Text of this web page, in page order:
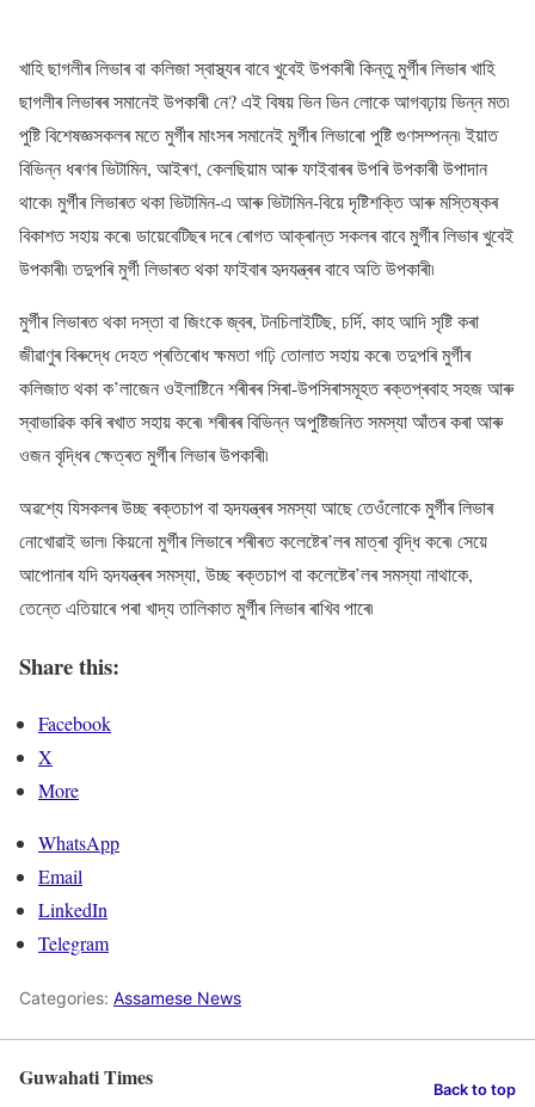
খাহি ছাগলীৰ লিভাৰ বা কলিজা স্বাস্থ্যৰ বাবে খুবেই উপকাৰী কিন্তু মুৰ্গীৰ লিভাৰ খাহি
ছাগলীৰ লিভাৰৰ সমানেই উপকাৰী নে? এই বিষয় ভিন ভিন লোকে আগবঢ়ায় ভিন্ন মত৷
পুষ্টি বিশেষজ্ঞসকলৰ মতে মুৰ্গীৰ মাংসৰ সমানেই মুৰ্গীৰ লিভাৰো পুষ্টি গুণসম্পন্ন৷ ইয়াত
বিভিন্ন ধৰণৰ ভিটামিন, আইৰণ, কেলছিয়াম আৰু ফাইবাৰৰ উপৰি উপকাৰী উপাদান
থাকে৷ মুৰ্গীৰ লিভাৰত থকা ভিটামিন-এ আৰু ভিটামিন-বিয়ে দৃষ্টিশক্তি আৰু মস্তিষ্কৰ
বিকাশত সহায় কৰে৷ ডায়েবেটিছৰ দৰে ৰোগত আক্ৰান্ত সকলৰ বাবে মুৰ্গীৰ লিভাৰ খুবেই
উপকাৰী৷ তদুপৰি মুৰ্গী লিভাৰত থকা ফাইবাৰ হৃদযন্ত্ৰৰ বাবে অতি উপকাৰী৷
মুৰ্গীৰ লিভাৰত থকা দস্তা বা জিংকে জ্বৰ, টনচিলাইটিছ, চৰ্দি, কাহ আদি সৃষ্টি কৰা
জীৱাণুৰ বিৰুদ্ধে দেহত প্ৰতিৰোধ ক্ষমতা গঢ়ি তোলাত সহায় কৰে৷ তদুপৰি মুৰ্গীৰ
কলিজাত থকা ক’লাজেন ওইলাষ্টিনে শৰীৰৰ সিৰা-উপসিৰাসমূহত ৰক্তপ্ৰবাহ সহজ আৰু
স্বাভাৱিক কৰি ৰখাত সহায় কৰে৷ শৰীৰৰ বিভিন্ন অপুষ্টিজনিত সমস্যা আঁতৰ কৰা আৰু
ওজন বৃদ্ধিৰ ক্ষেত্ৰত মুৰ্গীৰ লিভাৰ উপকাৰী৷
অৱশ্যে যিসকলৰ উচ্ছ ৰক্তচাপ বা হৃদযন্ত্ৰৰ সমস্যা আছে তেওঁলোকে মুৰ্গীৰ লিভাৰ
নোখোৱাই ভাল৷ কিয়নো মুৰ্গীৰ লিভাৰে শৰীৰত কলেষ্টেৰ’লৰ মাত্ৰা বৃদ্ধি কৰে৷ সেয়ে
আপোনাৰ যদি হৃদযন্ত্ৰৰ সমস্যা, উচ্ছ ৰক্তচাপ বা কলেষ্টেৰ’লৰ সমস্যা নাথাকে,
তেন্তে এতিয়াৰে পৰা খাদ্য তালিকাত মুৰ্গীৰ লিভাৰ ৰাখিব পাৰে৷
Share this:
Facebook
X
More
WhatsApp
Email
LinkedIn
Telegram
Categories: Assamese News
Guwahati Times Back to top